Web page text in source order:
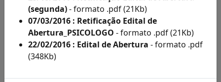
Ano
Inscritos
Como
Deficientes
por
Ano
(segunda)- formato .pdf (21Kb)
07/03/2016 : Retificação Edital de
Abertura_PSICOLOGO - formato .pdf (21Kb)
22/02/2016 : Edital de Abertura - formato .pdf
(348Kb)